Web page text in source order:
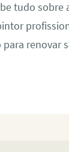
tudo sobre
renovar